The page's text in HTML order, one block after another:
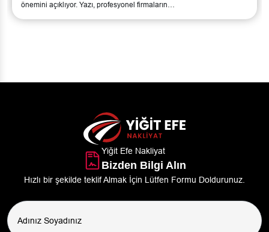
önemini açıklıyor. Yazı, profesyonel firmaların
Yiğit Efe Nakliyat
Bizden Bilgi Alın
Hızlı bir şekilde teklif Almak İçin Lütfen Formu Doldurunuz.